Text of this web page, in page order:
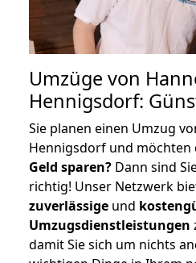
Umzüge von
Hennigsdorf:
Sie planen einen Umzug
Hennigsdorf und möchten
Geld sparen? Dann sind
richtig! Unser Netzwerk
zuverlässige und
Umzugsdienstleistungen
damit Sie sich um nichts